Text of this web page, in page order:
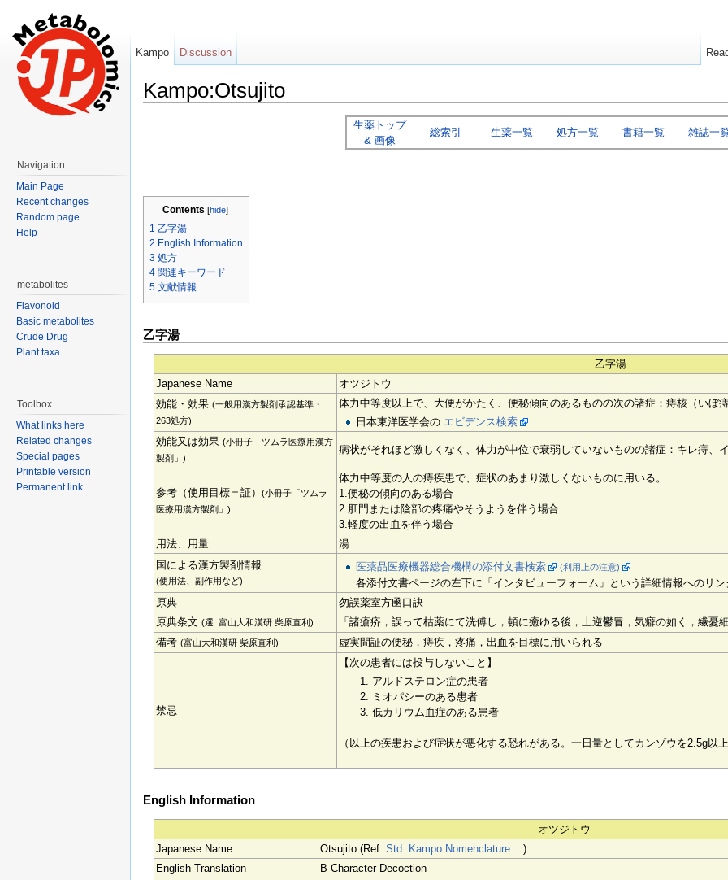
Kampo:Otsujito
生薬トップ
& 画像
総索引 生薬一覧 処方一覧 書籍一覧 雑誌一
Contents [hide]
1 乙字湯
2 English Information
3 処方
4 関連キーワード
5 文献情報
乙字湯
乙字湯
Japanese Name
オツジトウ
効能・効果(一般用漢方製剤承認基準・
263処方)
体力中等度以上で、大便がかたく、便秘傾向のあるものの次の諸症：痔核（いぼ
日本東洋医学会の エビデンス検索
効能又は効果(小冊子「ツムラ医療用漢方
製剤」)
病状がそれほど激しくなく、体力が中位で衰弱していないものの諸症：キレ痔、
参考（使用目標＝証）(小冊子「ツムラ
医療用漢方製剤」)
体力中等度の人の痔疾患で、症状のあまり激しくないものに用いる。
1.便秘の傾向のある場合
2.肛門または陰部の疼痛やそうようを伴う場合
3.軽度の出血を伴う場合
用法、用量
湯
国による漢方製剤情報
(使用法、副作用など)
医薬品医療機器総合機構の添付文書検索 (利用上の注意)
各添付文書ページの左下に「インタビューフォーム」という詳細情報へのリン
原典
勿誤薬室方凾口訣
原典条文(選: 富山大和漢研 柴原直利)
「諸瘡疥，誤って枯薬にて洗傅し，頓に癒ゆる後，上逆鬱冒，気癖の如く，繊憂
備考(富山大和漢研 柴原直利) 虚実間証の便秘，痔疾，疼痛，出血を目標に用いられる
禁忌
【次の患者には投与しないこと】
アルドステロン症の患者
ミオパシーのある患者
低カリウム血症のある患者
（以上の疾患および症状が悪化する恐れがある。一日量としてカンゾウを2.5g以
English Information
オツジトウ
Japanese Name
Otsujito (Ref.Std. Kampo Nomenclature
)
English Translation
B Character Decoction
Kampo Discussion
Navigation
Main Page
Recent changes
Random page
Help
metabolites
Flavonoid
Basic metabolites
Crude Drug
Plant taxa
Toolbox
What links here
Related changes
Special pages
Printable version
Permanent link